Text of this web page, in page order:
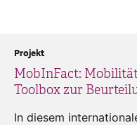
MobInFact:
Toolbox zur
Projekt
In diesem